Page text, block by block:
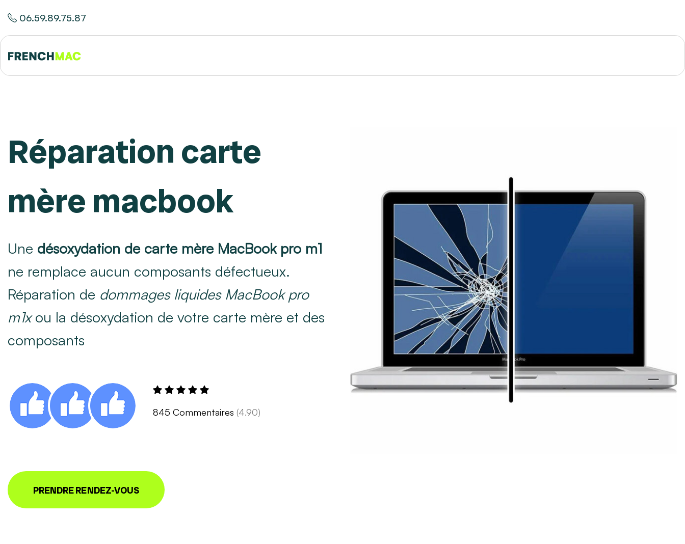
06.59.89.75.87
Réparation carte
mère macbook
Une désoxydation de carte mère MacBook pro m1
ne remplace aucun composants défectueux.
Réparation de dommages liquides MacBook pro
m1xou la désoxydation de votre carte mère et des
composants
845 Commentaires (4.90)
PRENDRE RENDEZ-VOUS